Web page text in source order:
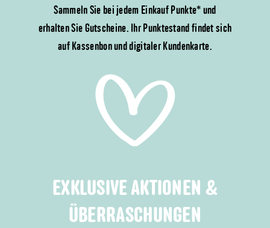
Sammeln Sie bei jedem Einkauf Punkte* und
erhalten Sie Gutscheine. Ihr Punktestand findet sich
auf Kassenbon und digitaler Kundenkarte.
EXKLUSIVE AKTIONEN &
ÜBERRASCHUNGEN